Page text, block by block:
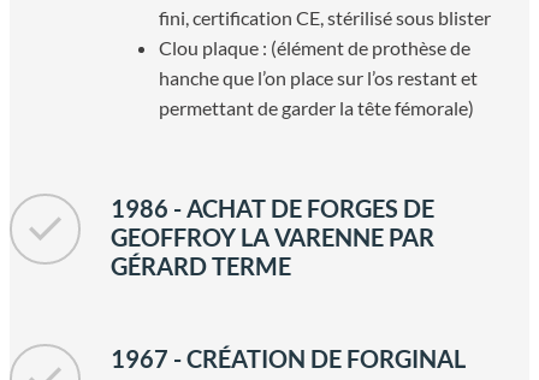
fini, certification CE, stérilisé sous blister
Clou plaque : (élément de prothèse de
hanche que l’on place sur l’os restant et
permettant de garder la tête fémorale)
1986 - ACHAT DE FORGES DE
GEOFFROY LA VARENNE PAR
GÉRARD TERME
1967 - CRÉATION DE FORGINAL